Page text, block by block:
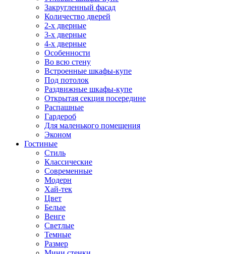
Закругленный фасад
Количество дверей
2-х дверные
3-х дверные
4-х дверные
Особенности
Во всю стену
Встроенные шкафы-купе
Под потолок
Раздвижные шкафы-купе
Открытая секция посередине
Распашные
Гардероб
Для маленького помещения
Эконом
Гостиные
Стиль
Классические
Современные
Модерн
Хай-тек
Цвет
Белые
Венге
Светлые
Темные
Размер